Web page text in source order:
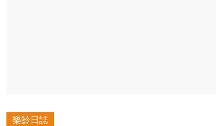
樂齡日誌